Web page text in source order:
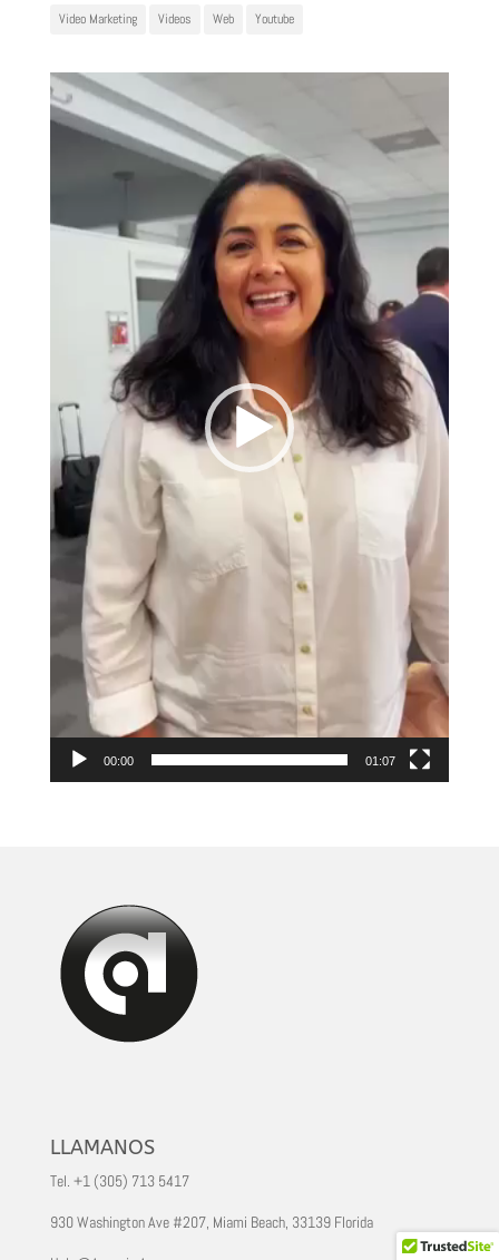
Video Marketing
Videos Web Youtube
Reproductor
de
vídeo
00:00 01:07
LLAMANOS
Tel. +1 (305) 713 5417
930 Washington Ave #207, Miami Beach, 33139 Florida